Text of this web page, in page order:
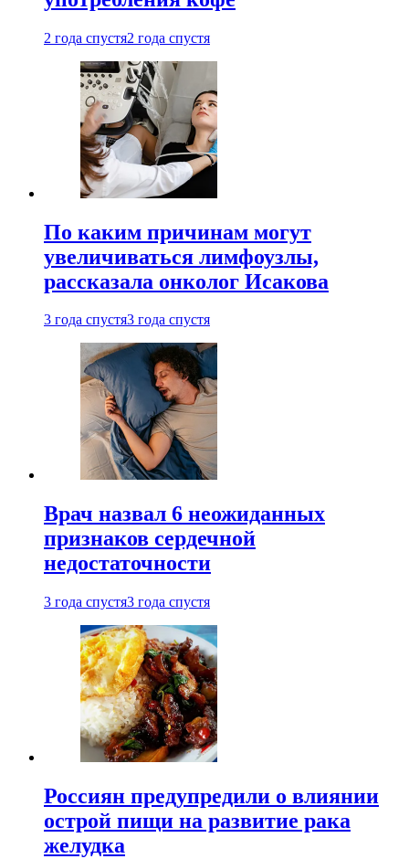
2 года спустя2 года спустя
По каким причинам могут
увеличиваться лимфоузлы,
рассказала онколог Исакова
3 года спустя3 года спустя
Врач назвал 6 неожиданных
признаков сердечной
недостаточности
3 года спустя3 года спустя
Россиян предупредили о влиянии
острой пищи на развитие рака
желудка